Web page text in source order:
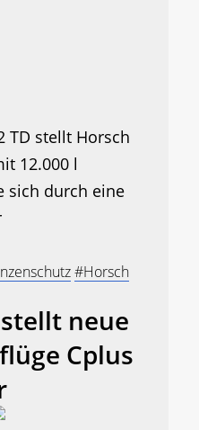
TD stellt Horsch
12.000 l
sich durch eine
#Horsch
neue
Cplus